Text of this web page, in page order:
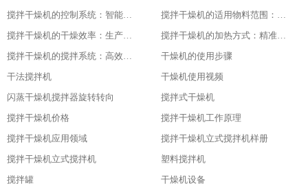
搅拌干燥机的控制系统：智能化的操作体验
搅拌干燥机的适用物料范围：广泛的适应性
搅拌干燥机的干燥效率：生产效益的保障
搅拌干燥机的加热方式：精准控温的关键
搅拌干燥机的搅拌系统：高效混合的核心
干燥机的使用步骤
干法搅拌机
干燥机使用视频
闪蒸干燥机搅拌器旋转转向
搅拌式干燥机
搅拌干燥机价格
搅拌干燥机工作原理
搅拌干燥机应用领域
搅拌干燥机立式搅拌机样册
搅拌干燥机立式搅拌机
塑料搅拌机
搅拌罐
干燥机设备